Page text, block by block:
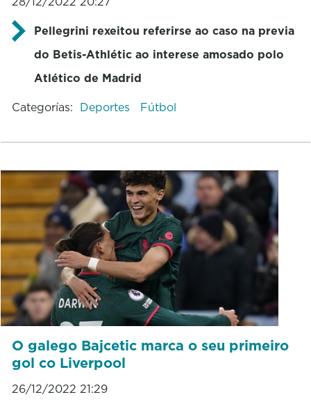
Pellegrini rexeitou referirse ao caso na previa
do Betis-Athlétic ao interese amosado polo
Atlético de Madrid
Categorías: Deportes Fútbol
O galego Bajcetic marca o seu primeiro
gol co Liverpool
26/12/2022 21:29